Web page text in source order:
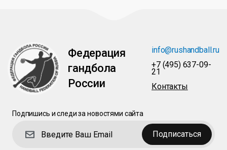
Федерация
гандбола
России
info@rushandball.ru
+7 (495) 637-09-
21
Контакты
Подпишись и следи за новостями сайта
Подписаться